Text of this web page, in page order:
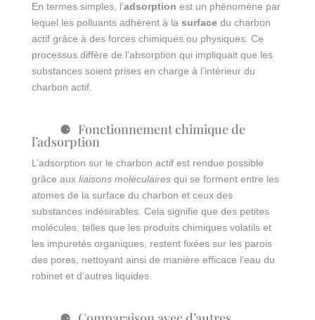
En termes simples, l’adsorption est un phénomène par
lequel les polluants adhèrent à la surfacedu charbon
actif grâce à des forces chimiques ou physiques. Ce
processus diffère de l’absorption qui impliquait que les
substances soient prises en charge à l’intérieur du
charbon actif.
Fonctionnement chimique de
l’adsorption
L’adsorption sur le charbon actif est rendue possible
grâce aux liaisons moléculairesqui se forment entre les
atomes de la surface du charbon et ceux des
substances indésirables. Cela signifie que des petites
molécules, telles que les produits chimiques volatils et
les impuretés organiques, restent fixées sur les parois
des pores, nettoyant ainsi de manière efficace l’eau du
robinet et d’autres liquides.